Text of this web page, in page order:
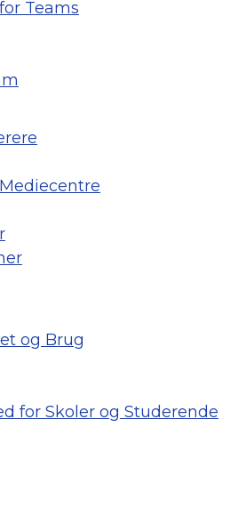
Teams
og Brug
for Skoler og Studerende